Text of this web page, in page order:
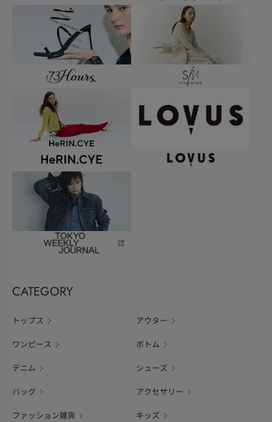
CATEGORY
トップス アウター
ワンピース ボトム
デニム シューズ
バッグ アクセサリー
ファッション雑貨 キッズ